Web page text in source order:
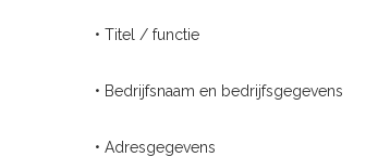
• Titel / functie
• Bedrijfsnaam en bedrijfsgegevens
• Adresgegevens